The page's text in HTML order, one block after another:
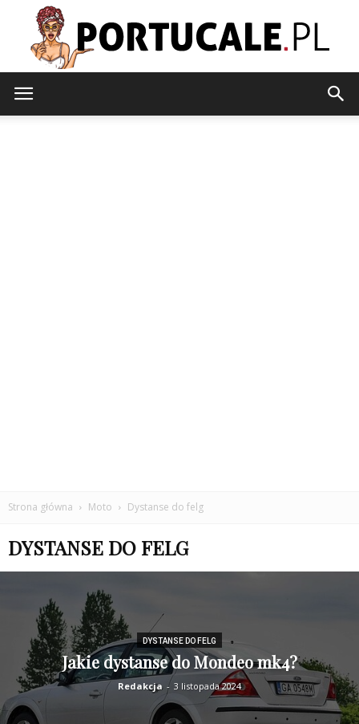
Strona główna Moto Dystanse do felg
DYSTANSE DO FELG
DYSTANSE DO FELG
Jakie dystanse do Mondeo mk4?
Redakcja - 3 listopada 2024